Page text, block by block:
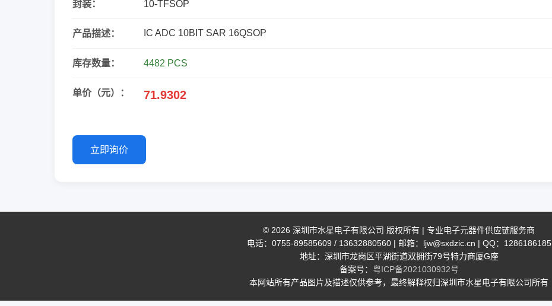
封装： 10-TFSOP
产品描述： IC ADC 10BIT SAR 16QSOP
库存数量： 4482 PCS
单价（元）： 71.9302
立即询价
© 2026 深圳市水星电子有限公司 版权所有 | 专业电子元器件供应链服务商
电话：0755-89585609 / 13632880560 | 邮箱：ljw@sxdzic.cn | QQ：1286186185
地址：深圳市龙岗区平湖街道双拥街79号特力商厦G座
备案号： 粤ICP备2021030932号
本网站所有产品图片及描述仅供参考，最终解释权归深圳市水星电子有限公司所有